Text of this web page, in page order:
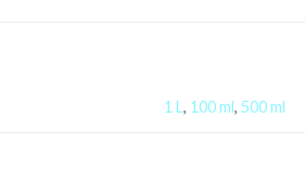
1 L, 100 ml,500 ml